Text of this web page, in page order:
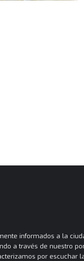
informados a la
a través de nuestro
por